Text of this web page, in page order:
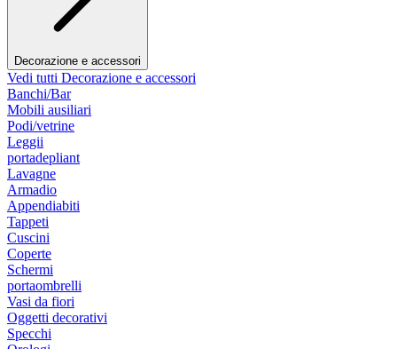
Decorazione e accessori
Vedi tutti Decorazione e accessori
Banchi/Bar
Mobili ausiliari
Podi/vetrine
Leggii
portadepliant
Lavagne
Armadio
Appendiabiti
Tappeti
Cuscini
Coperte
Schermi
portaombrelli
Vasi da fiori
Oggetti decorativi
Specchi